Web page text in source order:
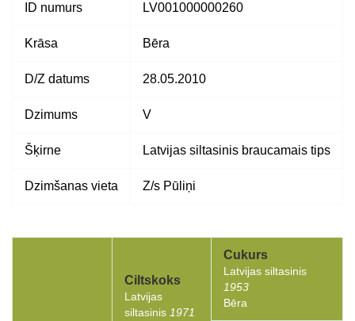
ID numurs LV001000000260
Krāsa Bēra
D/Z datums 28.05.2010
Dzimums V
Šķirne Latvijas siltasinis braucamais tips
Dzimšanas vieta Z/s Pūliņi
Ciltskoks
Latvijas
siltasinis 1971
Cukurs
Latvijas siltasinis
1953
Bēra